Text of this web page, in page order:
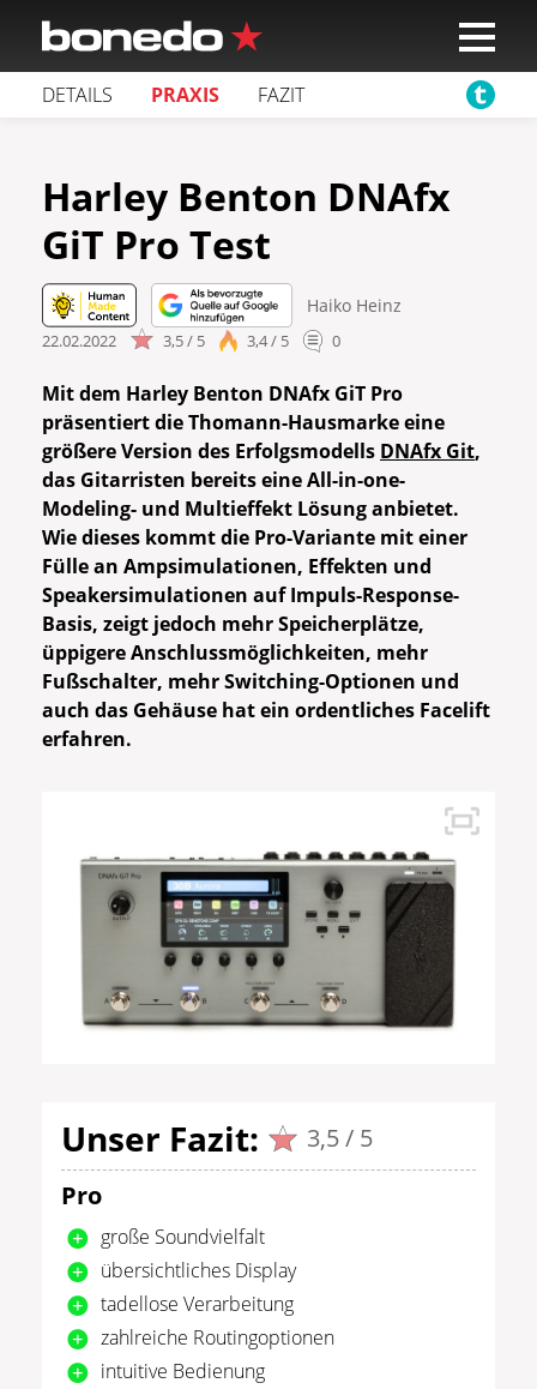
DETAILS PRAXIS FAZIT
Harley Benton DNAfx
GiT Pro Test
Haiko Heinz
22.02.2022 3,5 / 5 3,4 / 5 0
Mit dem Harley Benton DNAfx GiT Pro
präsentiert die Thomann-Hausmarke eine
größere Version des Erfolgsmodells DNAfx Git,
das Gitarristen bereits eine All-in-one-
Modeling- und Multieffekt Lösung anbietet.
Wie dieses kommt die Pro-Variante mit einer
Fülle an Ampsimulationen, Effekten und
Speakersimulationen auf Impuls-Response-
Basis, zeigt jedoch mehr Speicherplätze,
üppigere Anschlussmöglichkeiten, mehr
Fußschalter, mehr Switching-Optionen und
auch das Gehäuse hat ein ordentliches Facelift
erfahren.
Unser Fazit:
3,5 / 5
Pro
große Soundvielfalt
übersichtliches Display
tadellose Verarbeitung
zahlreiche Routingoptionen
intuitive Bedienung